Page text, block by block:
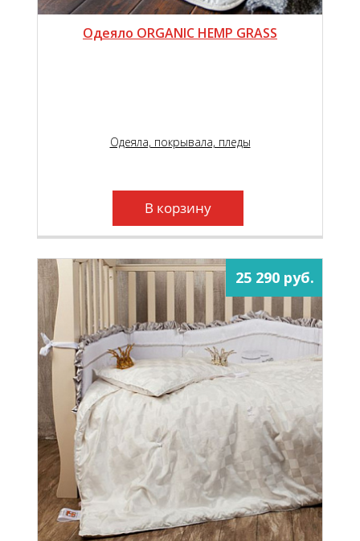
Одеяло ORGANIC HEMP GRASS
Одеяла, покрывала, пледы
В корзину
25 290 руб.